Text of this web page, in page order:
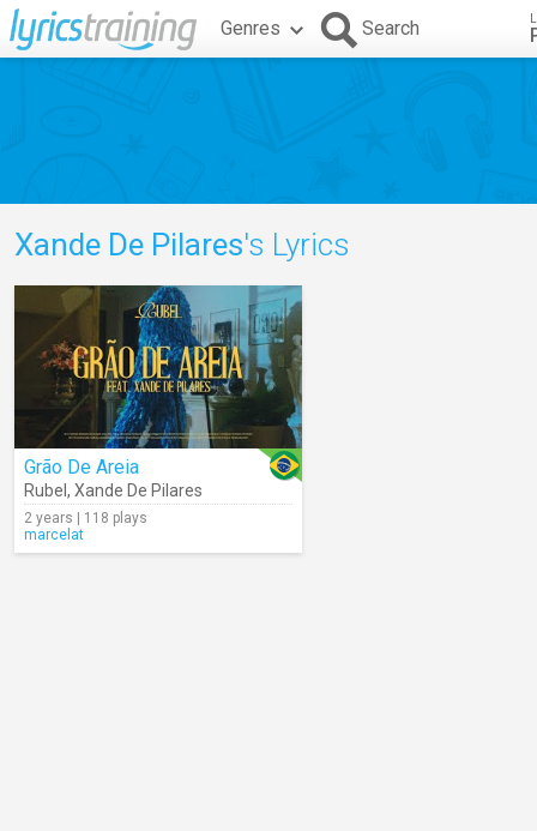
Genres Search
Xande De Pilares's Lyrics
Grão De Areia
Rubel , Xande De Pilares
2 years | 118 plays
marcelat